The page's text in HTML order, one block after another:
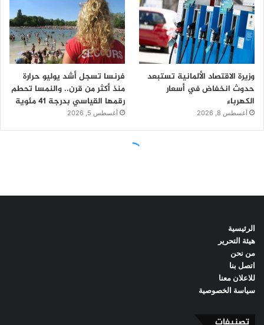
الرئيسية
هيئة التحرير
من نحن
اتصل بنا
للاعلان معنا
سياسة الخصوصية